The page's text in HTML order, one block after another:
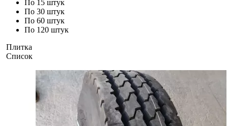
По 15 штук
По 30 штук
По 60 штук
По 120 штук
Плитка
Список